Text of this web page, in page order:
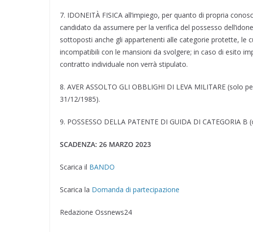
7. IDONEITÀ FISICA all’impiego, per quanto di propria
candidato da assumere per la verifica del possesso
sottoposti anche gli appartenenti alle categorie protette, le
incompatibili con le mansioni da svolgere; in caso di esito
contratto individuale non verrà stipulato.
8. AVER ASSOLTO GLI OBBLIGHI DI LEVA MILITARE (solo
31/12/1985).
9. POSSESSO DELLA PATENTE DI GUIDA DI CATEGORIA B
SCADENZA: 26 MARZO 2023
Scarica il BANDO
Scarica la Domanda di partecipazione
Redazione Ossnews24